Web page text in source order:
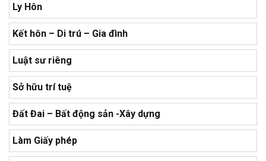
Ly Hôn
Kết hôn – Di trú – Gia đình
Luật sư riêng
Sở hữu trí tuệ
Đất Đai – Bất động sản -Xây dựng
Làm Giấy phép